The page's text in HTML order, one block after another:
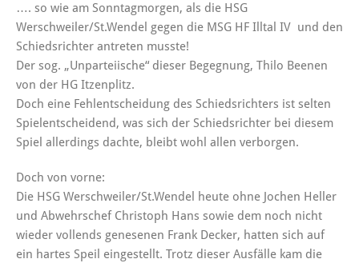
…. so wie am Sonntagmorgen, als die HSG
Werschweiler/St.Wendel gegen die MSG HF Illtal IV und den
Schiedsrichter antreten musste!
Der sog. „Unparteiische“ dieser Begegnung, Thilo Beenen
von der HG Itzenplitz.
Doch eine Fehlentscheidung des Schiedsrichters ist selten
Spielentscheidend, was sich der Schiedsrichter bei diesem
Spiel allerdings dachte, bleibt wohl allen verborgen.
Doch von vorne:
Die HSG Werschweiler/St.Wendel heute ohne Jochen Heller
und Abwehrschef Christoph Hans sowie dem noch nicht
wieder vollends genesenen Frank Decker, hatten sich auf
ein hartes Speil eingestellt. Trotz dieser Ausfälle kam die